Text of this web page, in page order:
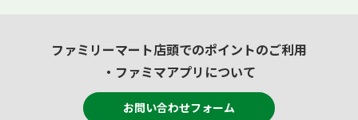
ファミリーマート店頭でのポイントのご利用
・ファミマアプリについて
お問い合わせフォーム